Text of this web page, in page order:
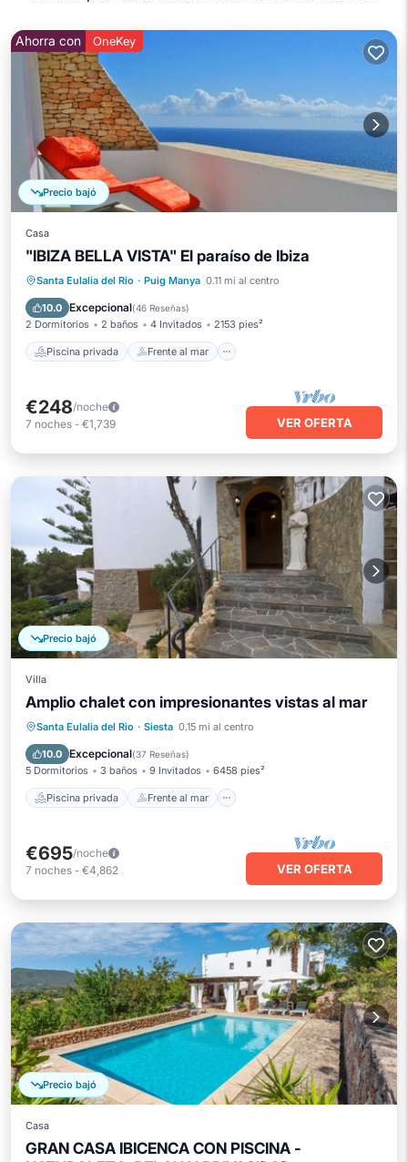
Precio bajó
Ahorra con OneKey
Casa
"IBIZA BELLA VISTA" El paraíso de Ibiza
Santa Eulalia del Rio · Puig Manya 0.11 mi al centro
10.0 Excepcional(46 Reseñas)
2 Dormitorios 2 baños 4 Invitados 2153 pies²
Piscina privada Frente al mar
Piscina privada
Frente al mar
Aparcamiento
€248/noche
7 noches - €1,739 VER OFERTA
Precio bajó
Villa
Amplio chalet con impresionantes vistas al mar
Santa Eulalia del Rio · Siesta 0.15 mi al centro
10.0 Excepcional(37 Reseñas)
5 Dormitorios 3 baños 9 Invitados 6458 pies²
Piscina privada Frente al mar
Piscina privada
Frente al mar
Aparcamiento
€695/noche
7 noches - €4,862 VER OFERTA
Precio bajó
Casa
GRAN CASA IBICENCA CON PISCINA -